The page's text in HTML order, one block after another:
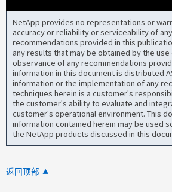
NetApp provides no representations or
accuracy or reliability or serviceability of
recommendations provided in this
any results that may be obtained by the
observance of any recommendations
information in this document is distributed
information or the implementation of any
techniques herein is a customer's
the customer's ability to evaluate and
customer's operational environment. This
information contained herein may be used
the NetApp products discussed in this
返回顶部